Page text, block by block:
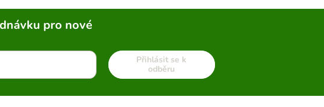
pro nové
Přihlásit se k
odběru